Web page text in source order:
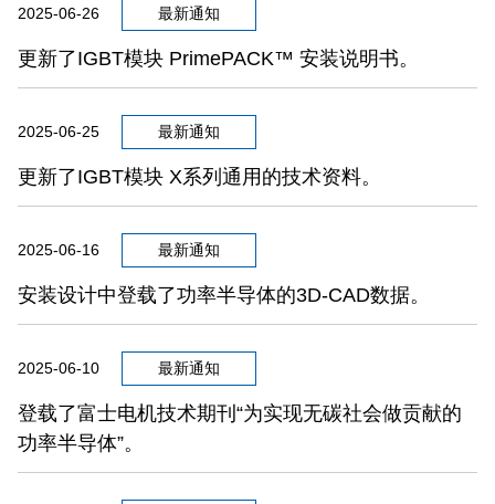
2025-06-26 最新通知
更新了IGBT模块 PrimePACK™ 安装说明书。
2025-06-25 最新通知
更新了IGBT模块 X系列通用的技术资料。
2025-06-16 最新通知
安装设计中登载了功率半导体的3D-CAD数据。
2025-06-10 最新通知
登载了富士电机技术期刊“为实现无碳社会做贡献的
功率半导体”。